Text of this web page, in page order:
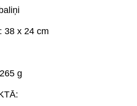
38 x 24 cm
g